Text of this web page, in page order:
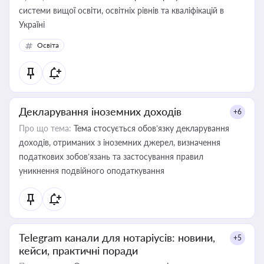
системи вищої освіти, освітніх рівнів та кваліфікацій в
Україні
Освіта
Декларування іноземних доходів +6
Про що тема: Тема стосується обов’язку декларування
доходів, отриманих з іноземних джерел, визначення
податкових зобов’язань та застосування правил
уникнення подвійного оподаткування
Telegram канали для нотаріусів: новини,
кейси, практичні поради
+5